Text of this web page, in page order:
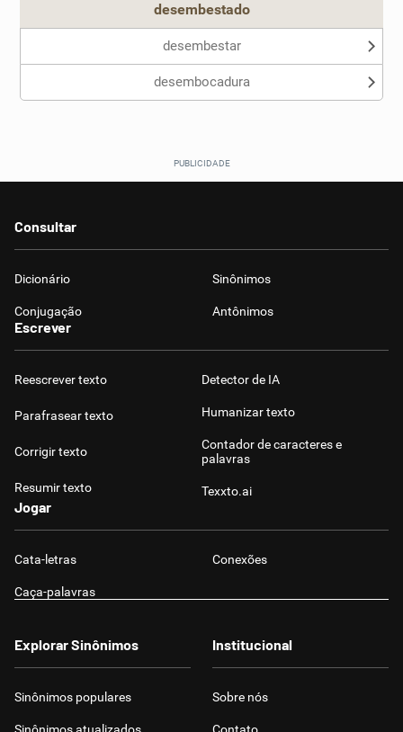
desembestado
desembestar
desembocadura
Consultar
Dicionário Sinônimos
Conjugação Antônimos
Escrever
Reescrever texto
Parafrasear texto
Corrigir texto
Resumir texto
Detector de IA
Humanizar texto
Contador de caracteres e
palavras
Texxto.ai
Jogar
Cata-letras Conexões
Caça-palavras
Explorar Sinônimos
Sinônimos populares
Institucional
Sobre nós